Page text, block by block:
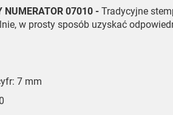
NUMERATOR 07010 -Tradycyjne
w prosty sposób uzyskać
7 mm